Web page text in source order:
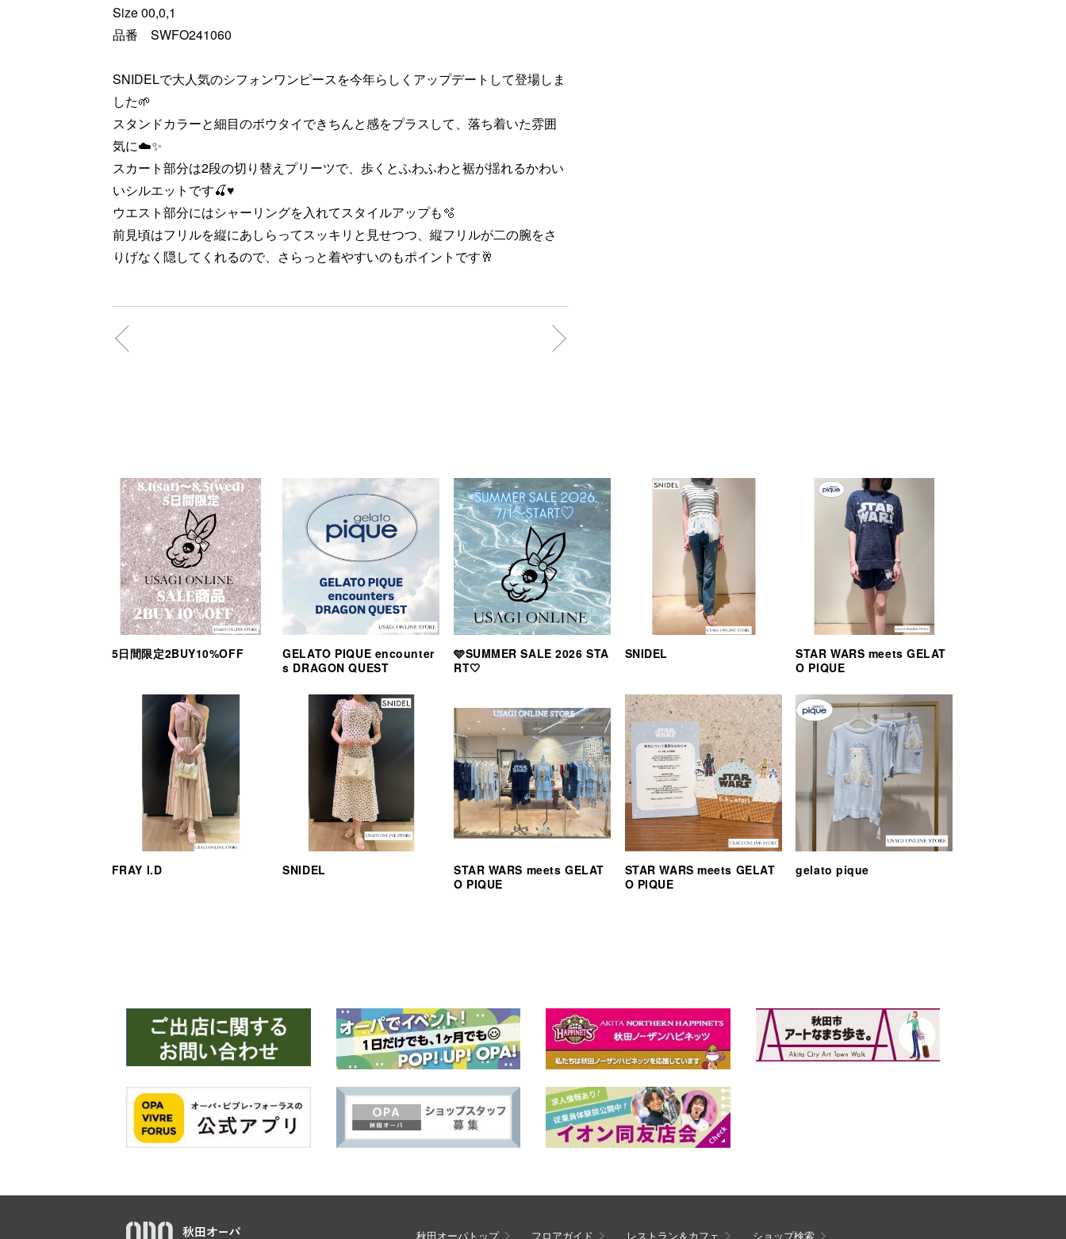
Size 00,0,1
品番 SWFO241060
SNIDELで大人気のシフォンワンピースを今年らしくアップデートして登場しま
した🌱
スタンドカラーと細目のボウタイできちんと感をプラスして、落ち着いた雰囲
気に☁️✨
スカート部分は2段の切り替えプリーツで、歩くとふわふわと裾が揺れるかわい
いシルエットです🍒♥️
ウエスト部分にはシャーリングを入れてスタイルアップも🫧
前見頃はフリルを縦にあしらってスッキリと見せつつ、縦フリルが二の腕をさ
りげなく隠してくれるので、さらっと着やすいのもポイントです🥂
5日間限定2BUY10%OFF
GELATO PIQUE encounter
s DRAGON QUEST
🩵SUMMER SALE 2026 STA
RT🤍
SNIDEL
STAR WARS meets GELAT
O PIQUE
FRAY I.D SNIDEL
STAR WARS meets GELAT
O PIQUE
STAR WARS meets GELAT
O PIQUE
gelato pique
秋田オーパトップ フロアガイド レストラン＆カフェ ショップ検索